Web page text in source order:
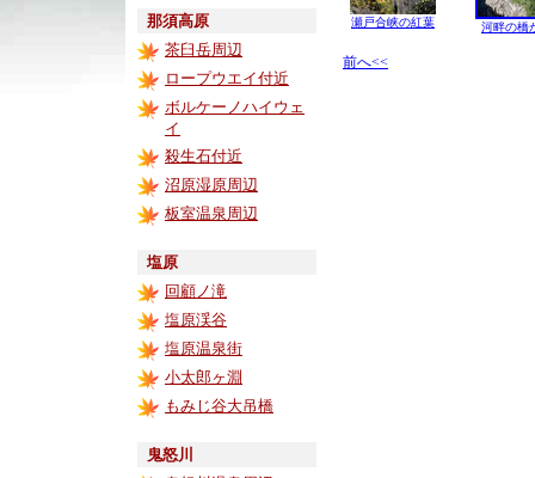
那須高原
茶臼岳周辺
ロープウエイ付近
ボルケーノハイウェ
イ
殺生石付近
沼原湿原周辺
板室温泉周辺
塩原
回顧ノ滝
塩原渓谷
塩原温泉街
小太郎ヶ淵
もみじ谷大吊橋
鬼怒川
瀬戸合峡の紅葉 河畔の橋
前へ<<